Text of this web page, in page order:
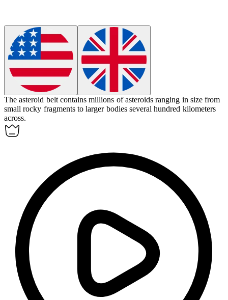
Theasteroid belt contains millions of asteroids ranging in size from
small rocky fragments to larger bodies several hundred kilometers
across.